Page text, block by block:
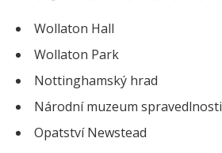
Wollaton Hall
Wollaton Park
Nottinghamský hrad
Národní muzeum spravedlnosti
Opatství Newstead